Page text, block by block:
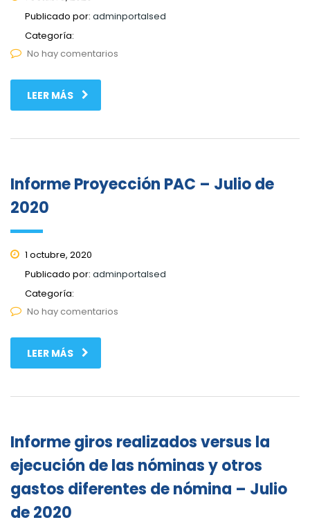
Publicado por: adminportalsed
Categoría:
No hay comentarios
LEER MÁS
Informe Proyección PAC – Julio de
2020
1 octubre, 2020
Publicado por: adminportalsed
Categoría:
No hay comentarios
LEER MÁS
Informe giros realizados versus la
ejecución de las nóminas y otros
gastos diferentes de nómina – Julio
de 2020